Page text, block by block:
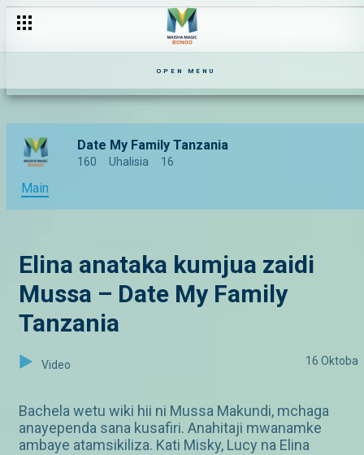
OPEN MENU
Date My Family Tanzania
160 Uhalisia 16
Main
Elina anataka kumjua zaidi
Mussa – Date My Family
Tanzania
Video 16 Oktoba
Bachela wetu wiki hii ni Mussa Makundi, mchaga
anayependa sana kusafiri. Anahitaji mwanamke
ambaye atamsikiliza. Kati Misky, Lucy na Elina